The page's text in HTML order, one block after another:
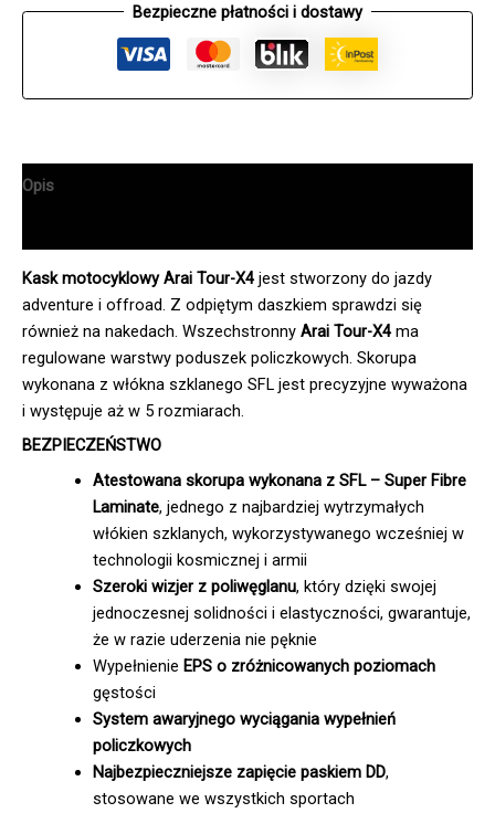
Bezpieczne płatności i dostawy
Opis
Kask motocyklowy Arai Tour-X4jest stworzony do jazdy
adventure i offroad. Z odpiętym daszkiem sprawdzi się
również na nakedach. Wszechstronny Arai Tour-X4ma
regulowane warstwy poduszek policzkowych. Skorupa
wykonana z włókna szklanego SFL jest precyzyjne wyważona
i występuje aż w 5 rozmiarach.
BEZPIECZEŃSTWO
Atestowana skorupa wykonana z SFL – Super Fibre
Laminate, jednego z najbardziej wytrzymałych
włókien szklanych, wykorzystywanego wcześniej w
technologii kosmicznej i armii
Szeroki wizjer z poliwęglanu, który dzięki swojej
jednoczesnej solidności i elastyczności, gwarantuje,
że w razie uderzenia nie pęknie
Wypełnienie EPS o zróżnicowanych poziomach
gęstości
System awaryjnego wyciągania wypełnień
policzkowych
Najbezpieczniejsze zapięcie paskiem DD,
stosowane we wszystkich sportach